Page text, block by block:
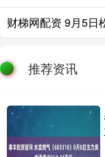
财梯网配资 9月5日
推荐资讯